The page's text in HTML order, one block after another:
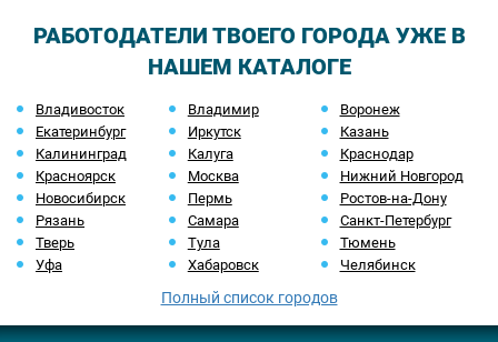
РАБОТОДАТЕЛИ ТВОЕГО ГОРОДА УЖЕ В
НАШЕМ КАТАЛОГЕ
Владивосток Владимир
Воронеж
Екатеринбург
Иркутск
Казань
Калининград
Калуга
Краснодар
Красноярск
Москва
Нижний Новгород
Новосибирск
Пермь
Ростов-на-Дону
Рязань
Самара
Санкт-Петербург
Тверь
Тула
Тюмень
Уфа
Хабаровск Челябинск
Полный список городов